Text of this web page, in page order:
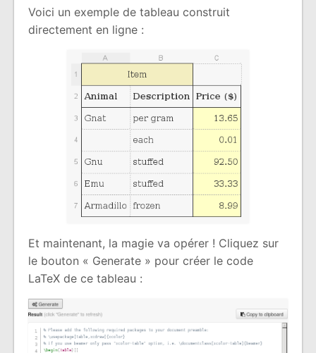
Voici un exemple de tableau construit
directement en ligne :
Et maintenant, la magie va opérer ! Cliquez sur
le bouton « Generate » pour créer le code
LaTeX de ce tableau :